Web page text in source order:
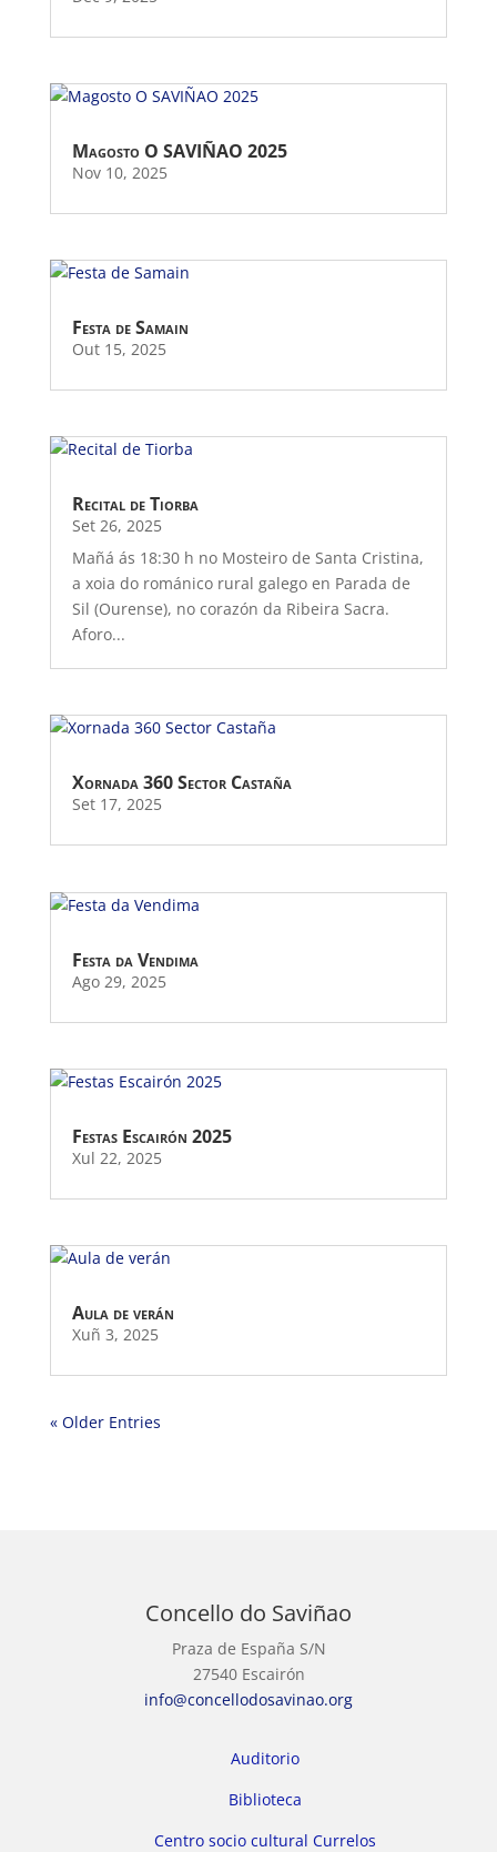
Magosto O SAVIÑAO 2025
Nov 10, 2025
Festa de Samain
Out 15, 2025
Recital de Tiorba
Set 26, 2025
Mañá ás 18:30 h no Mosteiro de Santa Cristina,
a xoia do románico rural galego en Parada de
Sil (Ourense), no corazón da Ribeira Sacra.
Aforo...
Xornada 360 Sector Castaña
Set 17, 2025
Festa da Vendima
Ago 29, 2025
Festas Escairón 2025
Xul 22, 2025
Aula de verán
Xuñ 3, 2025
« Older Entries
Concello do Saviñao
Praza de España S/N
27540 Escairón
info@concellodosavinao.org
Auditorio
Biblioteca
Centro socio cultural Currelos